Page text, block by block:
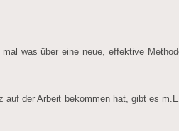
was über eine neue, effektive
auf der Arbeit bekommen hat, gibt es